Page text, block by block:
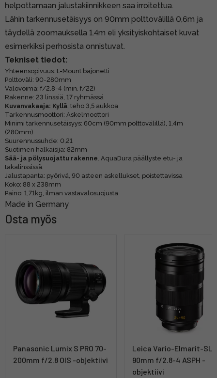
helpottamaan jalustakiinnikkeen saa irroitettua.
Lähin tarkennusetäisyys on 90mm polttovälillä 0,6m ja
täydellä zoomauksella 1.4m eli yksityiskohtaiset kuvat
esimerkiksi perhosista onnistuvat.
Tekniset tiedot:
Yhteensopivuus: L-Mount bajonetti
Polttoväli: 90-280mm
Valovoima: f/2.8-4 (min. f/22)
Rakenne: 23 linssiä, 17 ryhmässä
Kuvanvakaaja: Kyllä , teho 3,5 aukkoa
Tarkennusmoottori: Askelmoottori
Minimi tarkennusetäisyys: 60cm (90mm polttovälillä), 1,4m
(280mm)
Suurennussuhde: 0,21
Suotimen halkaisija: 82mm
Sää- ja pölysuojattu rakenne . AquaDura päällyste etu- ja
takalinssissä.
Jalustapanta: pyörivä, 90 asteen askellukset, poistettavissa
Koko: 88 x 238mm
Paino: 1,71kg, ilman vastavalosuojusta
Made in Germany
Osta myös
Panasonic Lumix S PRO 70-
200mm f/2.8 OIS -objektiivi
Leica Vario-Elmarit-SL
90mm f/2.8-4 ASPH -
objektiivi